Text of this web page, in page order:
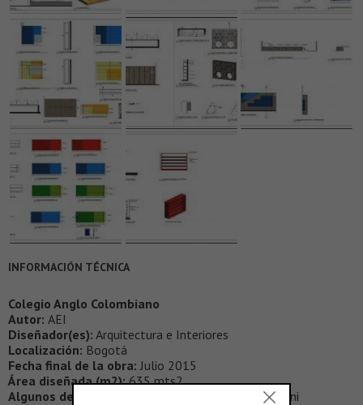
INFORMACIÓN TÉCNICA
Colegio Anglo Colombiano
Autor: AEI
Diseñador(es): Arquitectura e Interiores
Localización: Bogotá
Fecha final de la obra: Julio 2015
Área diseñada (m2):635 mts2
Algunos de los proveedores:
Mepal, Muma, Kassani